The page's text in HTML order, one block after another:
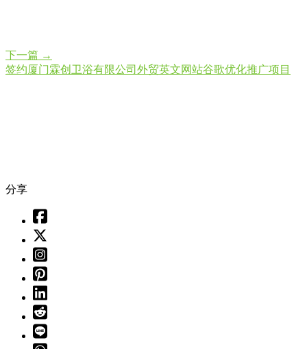
下一篇 →
签约厦门霖创卫浴有限公司外贸英文网站谷歌优化推广项目
分享